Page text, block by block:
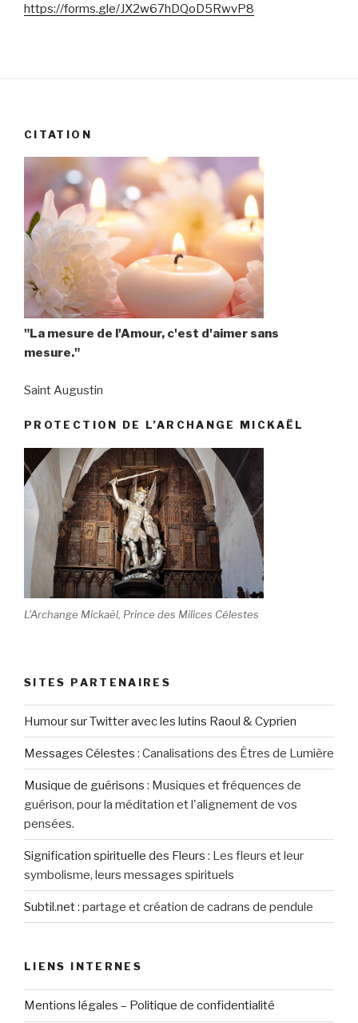
https://forms.gle/JX2w67hDQoD5RwvP8
CITATION
"La mesure de l'Amour, c'est d'aimer sans
mesure."
Saint Augustin
PROTECTION DE L’ARCHANGE MICKAËL
L'Archange Mickaël, Prince des Milices Célestes
SITES PARTENAIRES
Humour sur Twitter avec les lutins Raoul & Cyprien
Messages Célestes : Canalisations des Êtres de Lumière
Musique de guérisons : Musiques et fréquences de
guérison, pour la méditation et l'alignement de vos
pensées.
Signification spirituelle des Fleurs : Les fleurs et leur
symbolisme, leurs messages spirituels
Subtil.net: partage et création de cadrans de pendule
LIENS INTERNES
Mentions légales – Politique de confidentialité